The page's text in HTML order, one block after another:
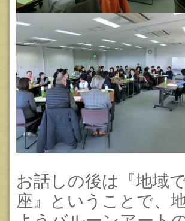
お話しの後は『地域
座』ということで、